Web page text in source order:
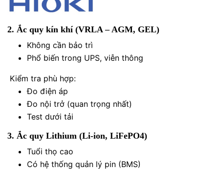
2. Ắc quy kín khí (VRLA – AGM, GEL)
Không cần bảo trì
Phổ biến trong UPS, viễn thông
Kiểm tra phù hợp:
Đo điện áp
Đo nội trở (quan trọng nhất)
Test dưới tải
3. Ắc quy Lithium (Li-ion, LiFePO4)
Tuổi thọ cao
Có hệ thống quản lý pin (BMS)